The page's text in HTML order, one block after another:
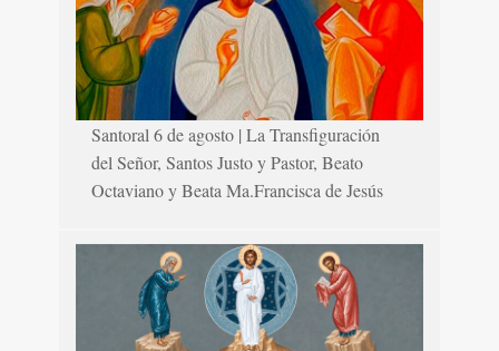
Santoral 6 de agosto | La Transfiguración
del Señor, Santos Justo y Pastor, Beato
Octaviano y Beata Ma.Francisca de Jesús